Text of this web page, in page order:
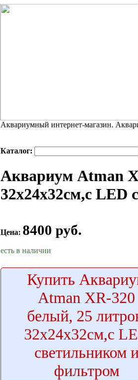
Аквариумный интернет-магазин.
Каталог:
Аквариум Atman
32х24х32см,с LED
Цена: 8400 руб.
есть в наличии
Купить
Atman XR-320
белый, 25
32х24х32см,с
светильником
фильтром